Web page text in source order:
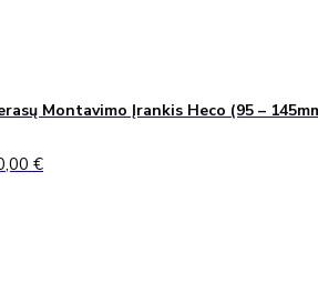
Montavimo Įrankis Heco (95 –
€